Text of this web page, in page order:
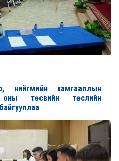
нийгмийн хамгааллын
төсвийн төслийн